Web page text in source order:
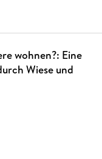
wohnen?: Eine
Wiese und